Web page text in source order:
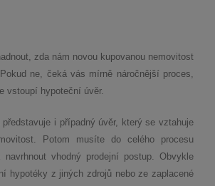
zda nám novou kupovanou nemovitost
ne, čeká vás mírně náročnější proces,
vstoupí hypoteční úvěr.
představuje i případný úvěr, který se vztahuje
Potom musíte do celého procesu
vhodný prodejní postup. Obvykle
hypotéky z jiných zdrojů nebo ze zaplacené